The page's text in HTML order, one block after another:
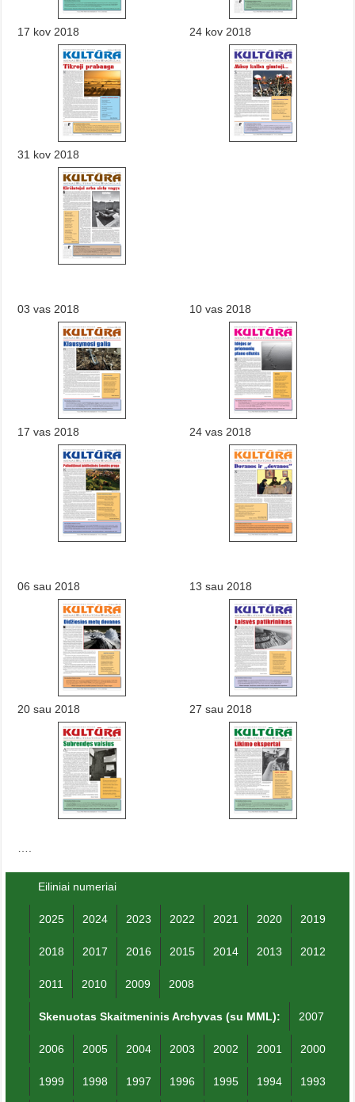
17 kov 2018 24 kov 2018
31 kov 2018
03 vas 2018 10 vas 2018
17 vas 2018 24 vas 2018
06 sau 2018 13 sau 2018
20 sau 2018 27 sau 2018
Eiliniai numeriai
2025 2024 2023 2022 2021 2020 2019
2018 2017 2016 2015 2014 2013 2012
2011 2010 2009 2008
Skenuotas Skaitmeninis Archyvas (su MML): 2007
2006 2005 2004 2003 2002 2001 2000
1999 1998 1997 1996 1995 1994 1993